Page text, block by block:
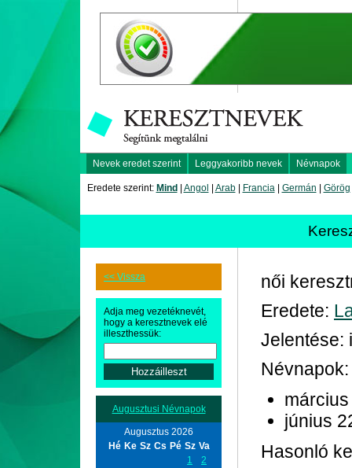
Nevek eredet szerint Leggyakoribb nevek Névnapok
Eredete szerint: Mind Angol Arab| Francia| Germán Görög
<< Vissza
Adja meg vezetéknevét,
hogy a keresztnevek elé
illeszthessük:
Augusztusi Névnapok
Augusztus 2026
Hé Ke Sz Cs Pé Sz Va
1
2
női
Eredete:
Jelentése:
Névnapok:
június
Hasonló